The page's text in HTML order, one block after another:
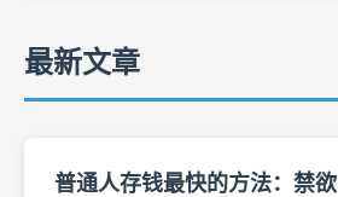
最新文章
普通人存钱最快的方法：禁欲